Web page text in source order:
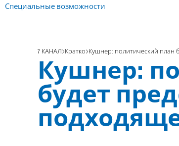
Специальные возможности
7 КАНАЛ Кратко Кушнер: политический план
Кушнер:
будет